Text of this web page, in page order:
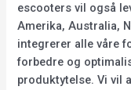
escooters vil også
Amerika, Australia,
integrerer alle våre
forbedre og
produktytelse. Vi vil